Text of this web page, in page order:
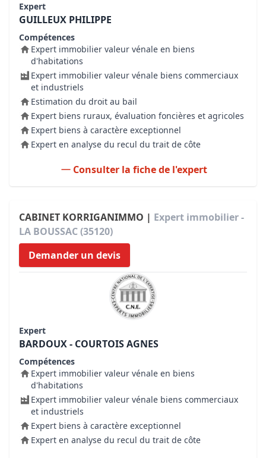
Expert
GUILLEUX PHILIPPE
Compétences
Expert immobilier valeur vénale en biens
d'habitations
Expert immobilier valeur vénale biens commerciaux
et industriels
Estimation du droit au bail
Expert biens ruraux, évaluation foncières et agricoles
Expert biens à caractère exceptionnel
Expert en analyse du recul du trait de côte
Consulter la fiche de l'expert
CABINET KORRIGANIMMO | Expert immobilier -
LA BOUSSAC (35120)
Demander un devis
Expert
BARDOUX - COURTOIS AGNES
Compétences
Expert immobilier valeur vénale en biens
d'habitations
Expert immobilier valeur vénale biens commerciaux
et industriels
Expert biens à caractère exceptionnel
Expert en analyse du recul du trait de côte